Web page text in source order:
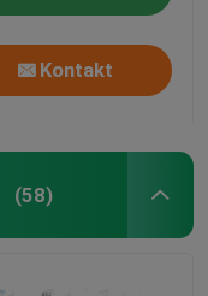
Kontakt
(58)